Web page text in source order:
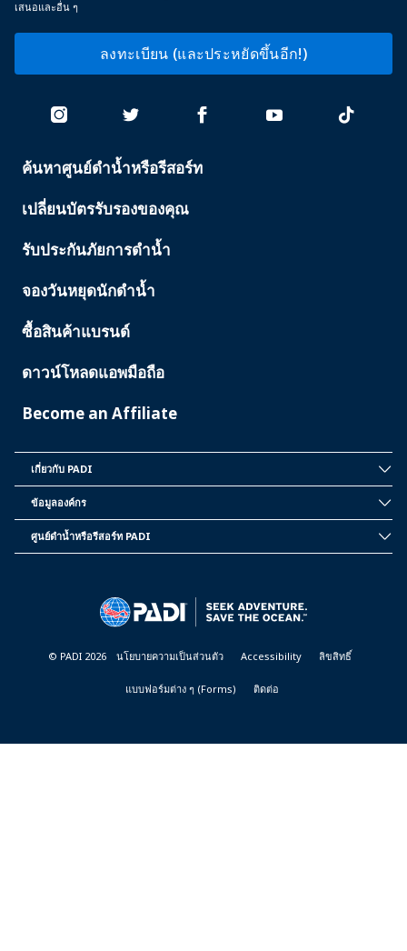
เสนอและอื่น ๆ
ลงทะเบียน (และประหยัดขึ้นอีก!)
PADI
ค้นหาศูนย์ดำน้ำหรือรีสอร์ท
เปลี่ยนบัตรรับรองของคุณ
รับประกันภัยการดำน้ำ
จองวันหยุดนักดำน้ำ
ซื้อสินค้าแบรนด์
ดาวน์โหลดแอพมือถือ
Become an Affiliate
PADI
เกี่ยวกับ PADI
INFORMATION
ข้อมูลองค์กร
ศูนย์ดำน้ำหรือรีสอร์ท PADI
© PADI 2026 นโยบายความเป็นส่วนตัว Accessibility ลิขสิทธิ์
แบบฟอร์มต่าง ๆ (Forms) ติดต่อ